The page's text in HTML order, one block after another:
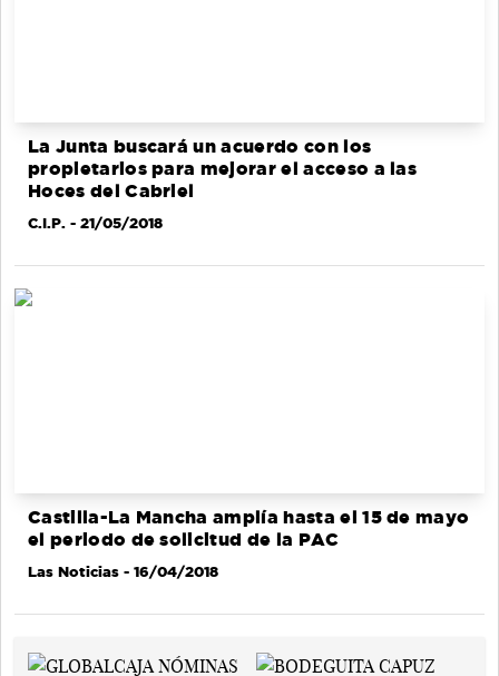
La Junta buscará un acuerdo con los
propietarios para mejorar el acceso a las
Hoces del Cabriel
C.I.P. - 21/05/2018
Castilla-La Mancha amplía hasta el 15 de mayo
el periodo de solicitud de la PAC
Las Noticias - 16/04/2018